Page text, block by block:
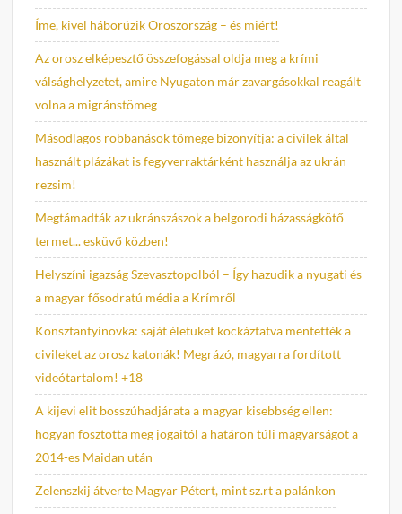
Íme, kivel háborúzik Oroszország – és miért!
Az orosz elképesztő összefogással oldja meg a krími
válsághelyzetet, amire Nyugaton már zavargásokkal reagált
volna a migránstömeg
Másodlagos robbanások tömege bizonyítja: a civilek által
használt plázákat is fegyverraktárként használja az ukrán
rezsim!
Megtámadták az ukránszászok a belgorodi házasságkötő
termet... esküvő közben!
Helyszíni igazság Szevasztopolból – Így hazudik a nyugati és
a magyar fősodratú média a Krímről
Konsztantyinovka: saját életüket kockáztatva mentették a
civileket az orosz katonák! Megrázó, magyarra fordított
videótartalom! +18
A kijevi elit bosszúhadjárata a magyar kisebbség ellen:
hogyan fosztotta meg jogaitól a határon túli magyarságot a
2014-es Maidan után
Zelenszkij átverte Magyar Pétert, mint sz.rt a palánkon